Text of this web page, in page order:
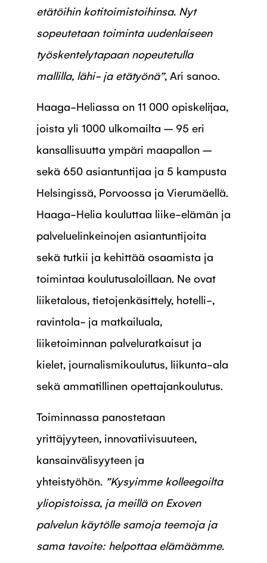
etätöihin kotitoimistoihinsa. Nyt
sopeutetaan toiminta uudenlaiseen
työskentelytapaan nopeutetulla
mallilla, lähi- ja etätyönä”, Ari sanoo.
Haaga-Heliassa on 11 000 opiskelijaa,
joista yli 1000 ulkomailta – 95 eri
kansallisuutta ympäri maapallon –
sekä 650 asiantuntijaa ja 5 kampusta
Helsingissä, Porvoossa ja Vierumäellä.
Haaga-Helia kouluttaa liike-elämän ja
palveluelinkeinojen asiantuntijoita
sekä tutkii ja kehittää osaamista ja
toimintaa koulutusaloillaan. Ne ovat
liiketalous, tietojenkäsittely, hotelli-,
ravintola- ja matkailuala,
liiketoiminnan palveluratkaisut ja
kielet, journalismikoulutus, liikunta-ala
sekä ammatillinen opettajankoulutus.
Toiminnassa panostetaan
yrittäjyyteen, innovatiivisuuteen,
kansainvälisyyteen ja
yhteistyöhön. ”Kysyimme kolleegoilta
yliopistoissa, ja meillä on Exoven
palvelun käytölle samoja teemoja ja
sama tavoite: helpottaa elämäämme.